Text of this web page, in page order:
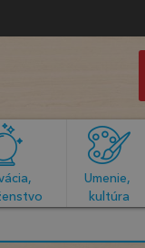
Umenie,
kultúra